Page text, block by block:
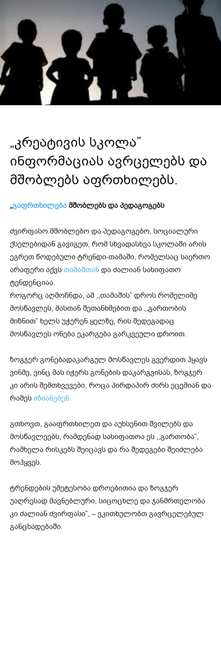
„კრეატივის სკოლა”
ინფორმაციას ავრცელებს და
მშობლებს აფრთხილებს.
„გაფრთხილება მშობლებს და პედაგოგებს
ძვირფასო მშობლებო და პედაგოგებო, სოციალური
ქსელებიდან გავიგეთ, რომ სხვადასხვა სკოლაში არის
ეგრეთ წოდებული ტრენდი-თამაში, რომელსაც საერთო
არაფერი აქვს თამაშთან და ძალიან სახიფათო
ტენდენციაა.
როგორც აღმოჩნდა, ამ ,,თამაშის” დროს რომელიმე
მოსწავლეს, მასთან შეთანხმებით და ,,გართობის
მიზნით” ხელს უჭერენ ყელზე, რის შედეგადაც
მოსწავლეს ონება ეკარგება გარკვეული დროით.
ზოგჯერ გონებადაკარგულ მოსწავლეს გვერდით ჰყავს
ვინმე, ვინც მას იჭერს გონების დაკარგვისას, ზოგჯერ
კი არის შემთხვევები, როცა პირდაპირ ძირს ეცემიან და
რამეს იზიანებენ.
გთხოვთ, გააფრთხილეთ და აუხსენით შვილებს და
მოსწავლეებს, რამდენად სახიფათოა ეს ,,გართობა”,
რამხელა რისკებს შეიცავს და რა შედეგები შეიძლება
მოჰყვეს.
ტრენდების უმეტესობა დროებითია და ზოგჯერ
უაღრესად მავნებლური, სიცოცხლე და ჯანმრთელობა
კი ძალიან ძვირფასი”, – ვკითხულობთ გავრცელებულ
განცხადებაში.